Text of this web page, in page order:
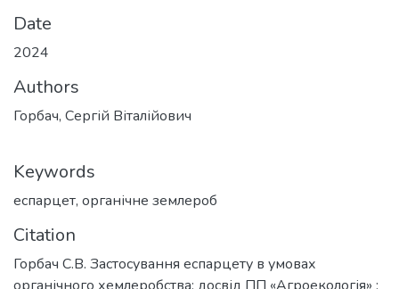
Date
2024
Authors
Горбач, Сергій Віталійович
Keywords
еспарцет, органічне землероб
Citation
Горбач С.В. Застосування еспарцету в умовах